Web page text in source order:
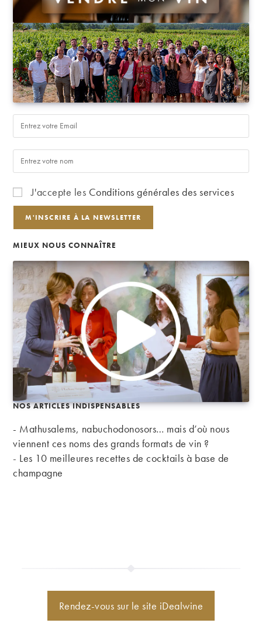
J'accepte les Conditions générales des services
MIEUX NOUS CONNAÎTRE
NOS ARTICLES INDISPENSABLES
- Mathusalems, nabuchodonosors… mais d’où nous
viennent ces noms des grands formats de vin ?
- Les 10 meilleures recettes de cocktails à base de
champagne
Rendez-vous sur le site iDealwine